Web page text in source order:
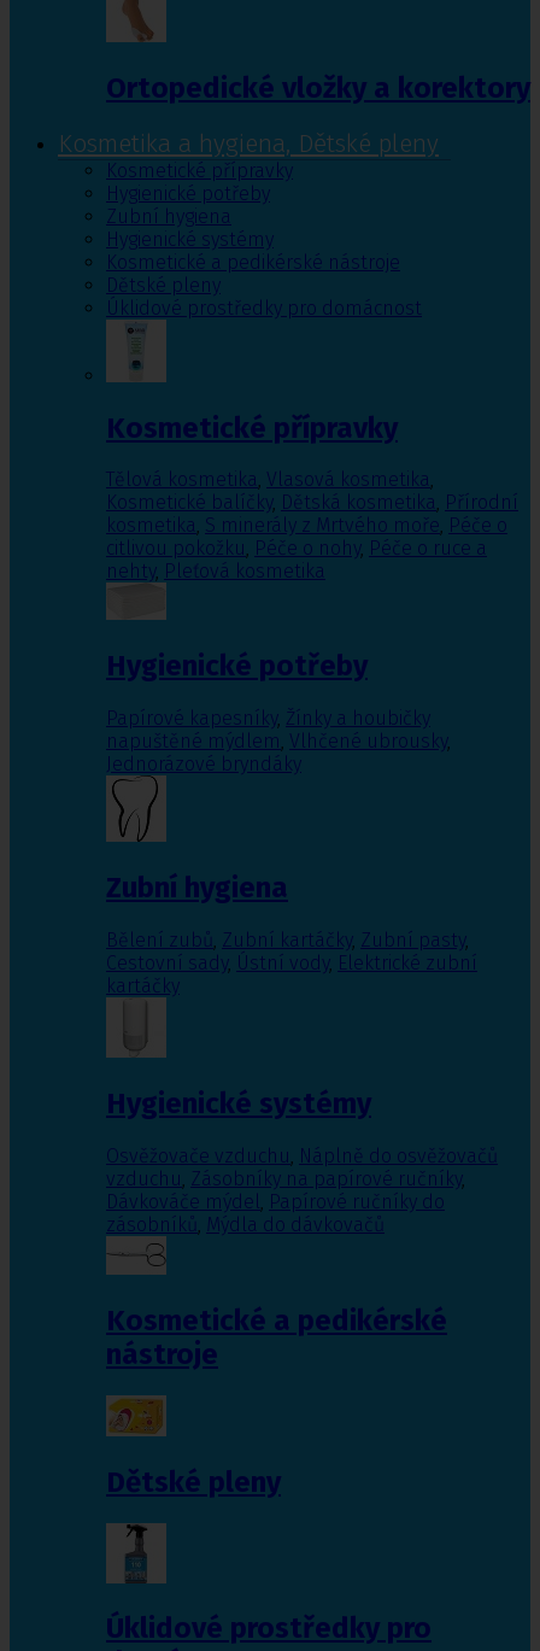
Ortopedické vložky a korektory
Kosmetika a hygiena, Dětské pleny
Kosmetické přípravky
Hygienické potřeby
Zubní hygiena
Hygienické systémy
Kosmetické a pedikérské nástroje
Dětské pleny
Úklidové prostředky pro domácnost
Kosmetické přípravky
Tělová kosmetika, Vlasová kosmetika,
Kosmetické balíčky, Dětská kosmetika, Přírodní
kosmetika, S minerály z Mrtvého moře, Péče o
citlivou pokožku, Péče o nohy, Péče o ruce a
nehty, Pleťová kosmetika
Hygienické potřeby
Papírové kapesníky, Žínky a houbičky
napuštěné mýdlem, Vlhčené ubrousky,
Jednorázové bryndáky
Zubní hygiena
Bělení zubů, Zubní kartáčky, Zubní pasty,
Cestovní sady, Ústní vody, Elektrické zubní
kartáčky
Hygienické systémy
Osvěžovače vzduchu, Náplně do osvěžovačů
vzduchu, Zásobníky na papírové ručníky,
Dávkováče mýdel, Papírové ručníky do
zásobníků, Mýdla do dávkovačů
Kosmetické a pedikérské
nástroje
Dětské pleny
Úklidové prostředky pro